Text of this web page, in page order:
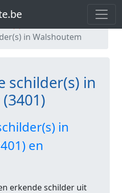
in Walshoutem
schilder(s) in
in
en
erkende schilder uit